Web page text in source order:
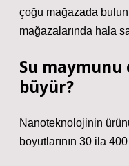
çoğu mağazada
mağazalarında hala
Su maymunu
büyür?
Nanoteknolojinin
boyutlarının 30 ila